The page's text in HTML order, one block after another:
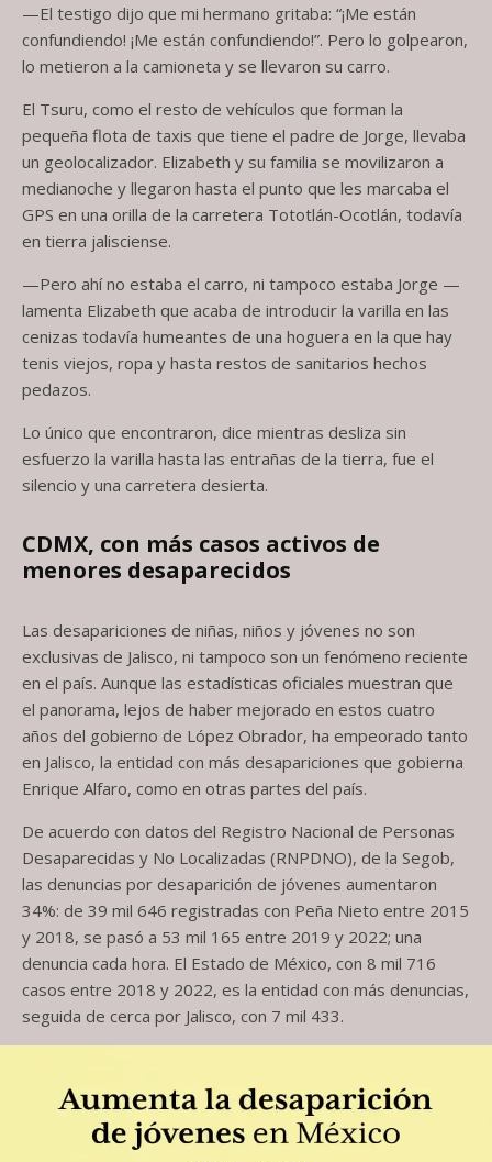
—El testigo dijo que mi hermano gritaba: “¡Me están
confundiendo! ¡Me están confundiendo!”. Pero lo golpearon,
lo metieron a la camioneta y se llevaron su carro.
El Tsuru, como el resto de vehículos que forman la
pequeña flota de taxis que tiene el padre de Jorge, llevaba
un geolocalizador. Elizabeth y su familia se movilizaron a
medianoche y llegaron hasta el punto que les marcaba el
GPS en una orilla de la carretera Tototlán-Ocotlán, todavía
en tierra jalisciense.
—Pero ahí no estaba el carro, ni tampoco estaba Jorge —
lamenta Elizabeth que acaba de introducir la varilla en las
cenizas todavía humeantes de una hoguera en la que hay
tenis viejos, ropa y hasta restos de sanitarios hechos
pedazos.
Lo único que encontraron, dice mientras desliza sin
esfuerzo la varilla hasta las entrañas de la tierra, fue el
silencio y una carretera desierta.
CDMX, con más casos activos de
menores desaparecidos
Las desapariciones de niñas, niños y jóvenes no son
exclusivas de Jalisco, ni tampoco son un fenómeno reciente
en el país. Aunque las estadísticas oficiales muestran que
el panorama, lejos de haber mejorado en estos cuatro
años del gobierno de López Obrador, ha empeorado tanto
en Jalisco, la entidad con más desapariciones que gobierna
Enrique Alfaro, como en otras partes del país.
De acuerdo con datos del Registro Nacional de Personas
Desaparecidas y No Localizadas (RNPDNO), de la Segob,
las denuncias por desaparición de jóvenes aumentaron
34%: de 39 mil 646 registradas con Peña Nieto entre 2015
y 2018, se pasó a 53 mil 165 entre 2019 y 2022; una
denuncia cada hora. El Estado de México, con 8 mil 716
casos entre 2018 y 2022, es la entidad con más denuncias,
seguida de cerca por Jalisco, con 7 mil 433.